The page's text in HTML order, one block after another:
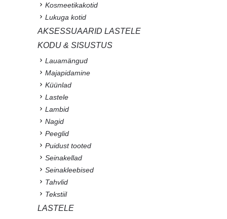
Kosmeetikakotid
Lukuga kotid
AKSESSUAARID LASTELE
KODU & SISUSTUS
Lauamängud
Majapidamine
Küünlad
Lastele
Lambid
Nagid
Peeglid
Puidust tooted
Seinakellad
Seinakleebised
Tahvlid
Tekstiil
LASTELE